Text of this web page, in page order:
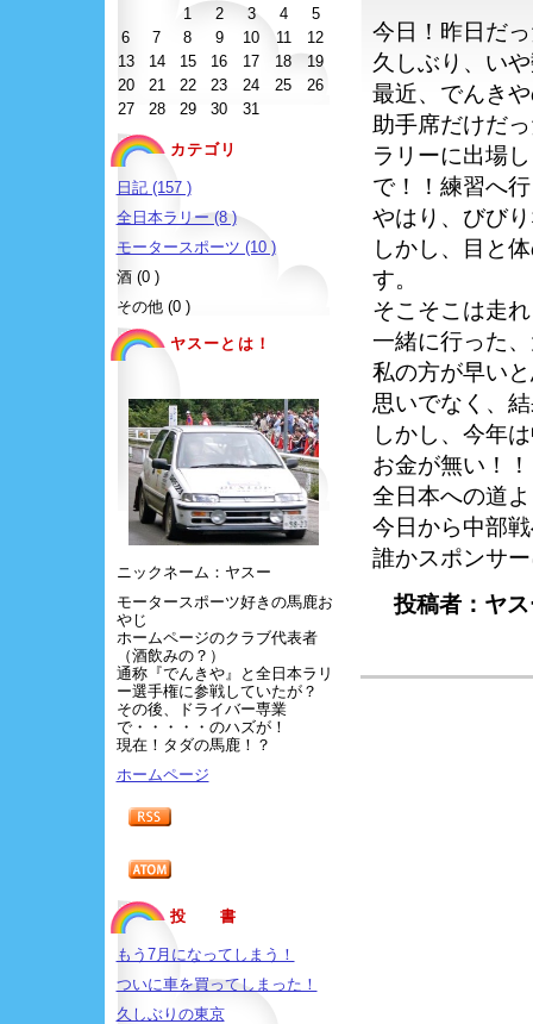
1
2 3 4
5
6
7 8 9 10 11
12
13
14 15 16 17 18
19
20
21 22 23 24 25
26
27
28 29 30 31
カテゴリ
日記 (157 )
全日本ラリー (8 )
モータースポーツ (10 )
酒 (0 )
その他 (0 )
ヤスーとは！
ニックネーム：ヤスー
モータースポーツ好きの馬鹿お
やじ
ホームページのクラブ代表者
（酒飲みの？）
通称『でんきや』と全日本ラリ
ー選手権に参戦していたが？
その後、ドライバー専業
で・・・・・のハズが！
現在！タダの馬鹿！？
ホームページ
投 書
もう7月になってしまう！
ついに車を買ってしまった！
久しぶりの東京
今日！昨日だ
久しぶり、い
最近、でんき
助手席だけだ
ラリーに出場
で！！練習へ
やはり、びび
しかし、目と
す。
そこそこは走
一緒に行った
私の方が早い
思いでなく、
しかし、今年
お金が無い！
全日本への道
今日から中部
誰かスポンサ
投稿者：ヤ